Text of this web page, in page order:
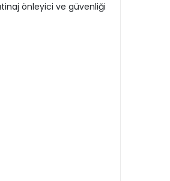
önleyici ve güvenliği